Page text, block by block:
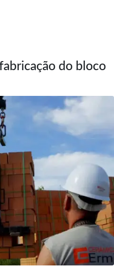
do bloco